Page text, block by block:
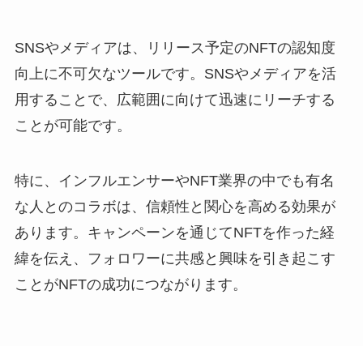
SNSやメディアは、リリース予定のNFTの認知度
向上に不可欠なツールです。SNSやメディアを活
用することで、広範囲に向けて迅速にリーチする
ことが可能です。
特に、インフルエンサーやNFT業界の中でも有名
な人とのコラボは、信頼性と関心を高める効果が
あります。キャンペーンを通じてNFTを作った経
緯を伝え、フォロワーに共感と興味を引き起こす
ことがNFTの成功につながります。